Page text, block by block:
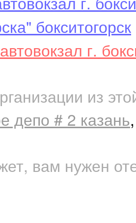
бокситогорск
г.
из
депо # 2 казань
вам нужен